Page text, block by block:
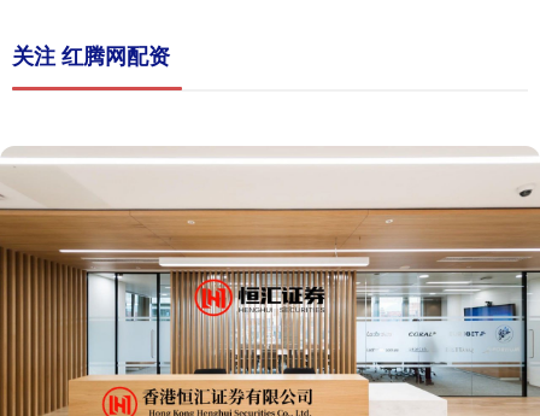
关注 红腾网配资